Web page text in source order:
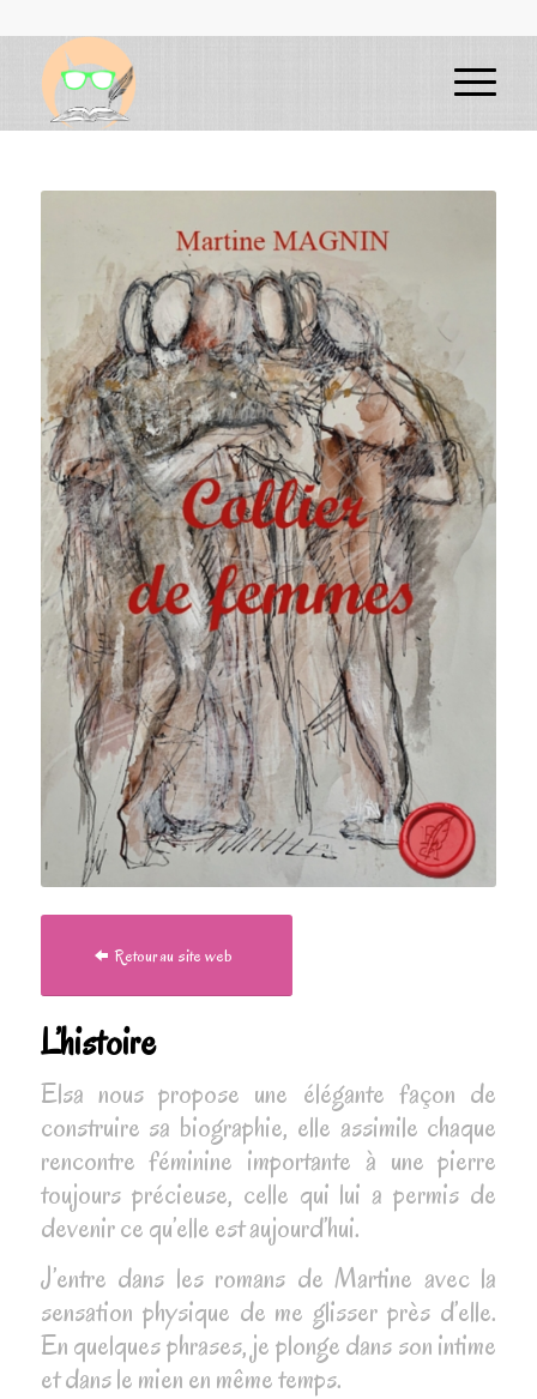
Retour au site web
L’histoire
Elsa nous propose une élégante façon de
construire sa biographie, elle assimile chaque
rencontre féminine importante à une pierre
toujours précieuse, celle qui lui a permis de
devenir ce qu’elle est aujourd’hui.
J’entre dans les romans de Martine avec la
sensation physique de me glisser près d’elle.
En quelques phrases, je plonge dans son intime
et dans le mien en même temps.